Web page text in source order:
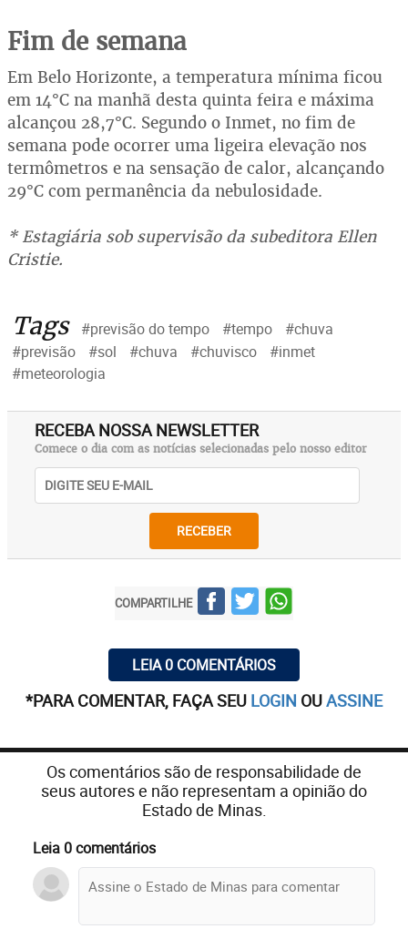
Fim de semana
Em Belo Horizonte, a temperatura mínima ficou
em 14°C na manhã desta quinta feira e máxima
alcançou 28,7°C. Segundo o Inmet, no fim de
semana pode ocorrer uma ligeira elevação nos
termômetros e na sensação de calor, alcançando
29°C com permanência da nebulosidade.
* Estagiária sob supervisão da subeditora Ellen
Cristie.
Tags #previsão do tempo #tempo
#chuva
#previsão
#sol #chuva #chuvisco
#inmet
#meteorologia
RECEBA NOSSA NEWSLETTER
Comece o dia com as notícias selecionadas pelo nosso editor
RECEBER
COMPARTILHE
LEIA 0 COMENTÁRIOS
*PARA COMENTAR, FAÇA SEU LOGIN OUASSINE
Os comentários são de responsabilidade de
seus autores e não representam a opinião do
Estado de Minas.
Leia 0 comentários